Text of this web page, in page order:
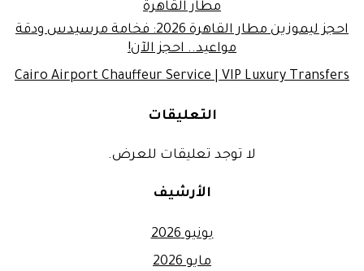
مطار القاهرة
احجز ليموزين مطار القاهرة 2026: فخامة مرسيدس ودقة
مواعيد.. احجز الآن!
Cairo Airport Chauffeur Service | VIP Luxury Transfers
التعليقات
لا توجد تعليقات للعرض.
الأرشيف
يونيو 2026
مايو 2026